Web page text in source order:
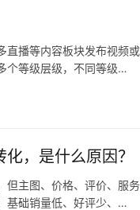
播等内容板块发布视频
个等级层级，不同等级…
，是什么原因？
主图、价格、评价、服
基础销量低、好评少、…